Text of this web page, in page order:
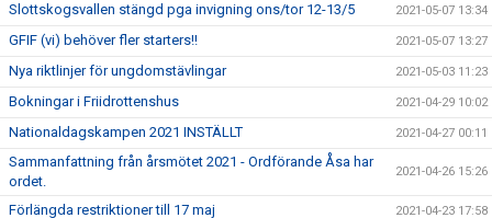
Slottskogsvallen stängd pga invigning ons/tor 12-13/5 2021-05-07 13:34
GFIF (vi) behöver fler starters!! 2021-05-07 13:27
Nya riktlinjer för ungdomstävlingar 2021-05-03 11:23
Bokningar i Friidrottenshus 2021-04-29 10:02
Nationaldagskampen 2021 INSTÄLLT 2021-04-27 00:11
Sammanfattning från årsmötet 2021 - Ordförande Åsa har
ordet.
2021-04-26 15:26
Förlängda restriktioner till 17 maj 2021-04-23 17:58